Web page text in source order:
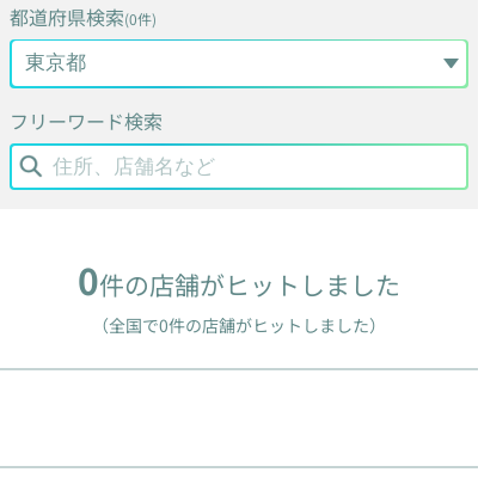
都道府県検索(0件)
フリーワード検索
0件の店舗がヒットしました
（全国で0件の店舗がヒットしました）